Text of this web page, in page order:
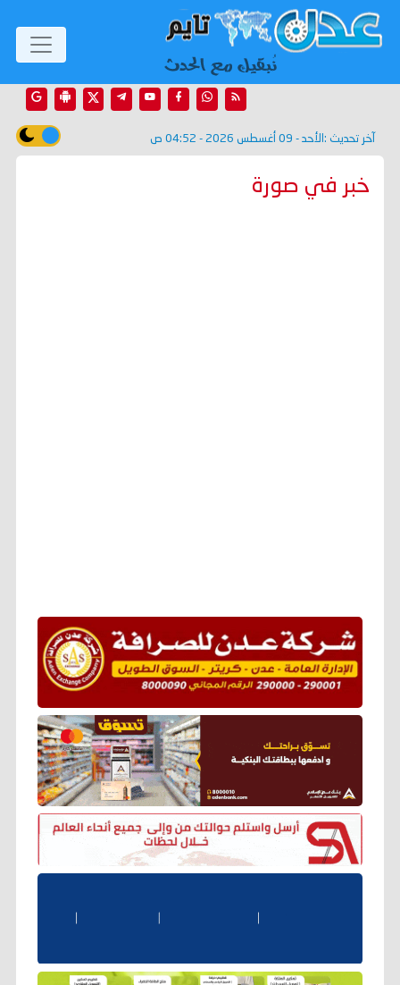
آخر تحديث : الأحد - 09 أغسطس 2026 - 04:52 ص
خبر في صورة